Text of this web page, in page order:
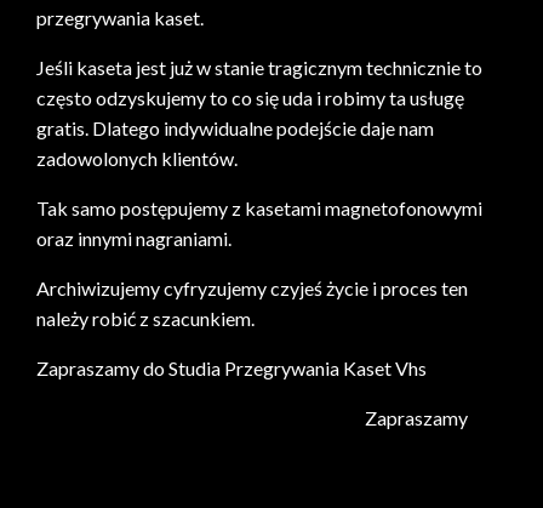
przegrywania kaset.
Jeśli kaseta jest już w stanie tragicznym technicznie to
często odzyskujemy to co się uda i robimy ta usługę
gratis. Dlatego indywidualne podejście daje nam
zadowolonych klientów.
Tak samo postępujemy z kasetami magnetofonowymi
oraz innymi nagraniami.
Archiwizujemy cyfryzujemy czyjeś życie i proces ten
należy robić z szacunkiem.
Zapraszamy do Studia Przegrywania Kaset Vhs
Zapraszamy